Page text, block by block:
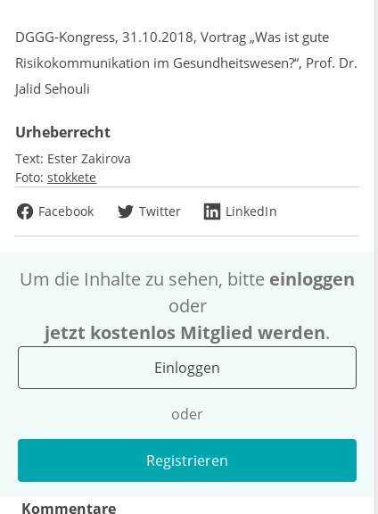
DGGG-Kongress, 31.10.2018, Vortrag „Was ist gute
Risikokommunikation im Gesundheitswesen?“, Prof. Dr.
Jalid Sehouli
Urheberrecht
Text: Ester Zakirova
Foto: stokkete
Facebook
Twitter LinkedIn
Um die Inhalte zu sehen, bitte einloggen
oder
jetzt kostenlos Mitglied werden.
Einloggen
oder
Registrieren
Kommentare